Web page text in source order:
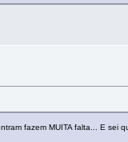
fazem MUITA falta... E